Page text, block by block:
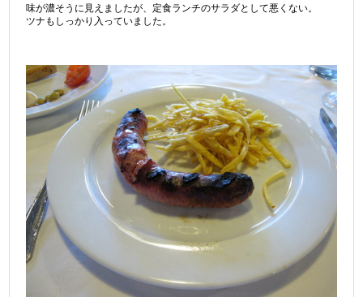
味が濃そうに見えましたが、定食ランチのサラダとして悪くない。
ツナもしっかり入っていました。